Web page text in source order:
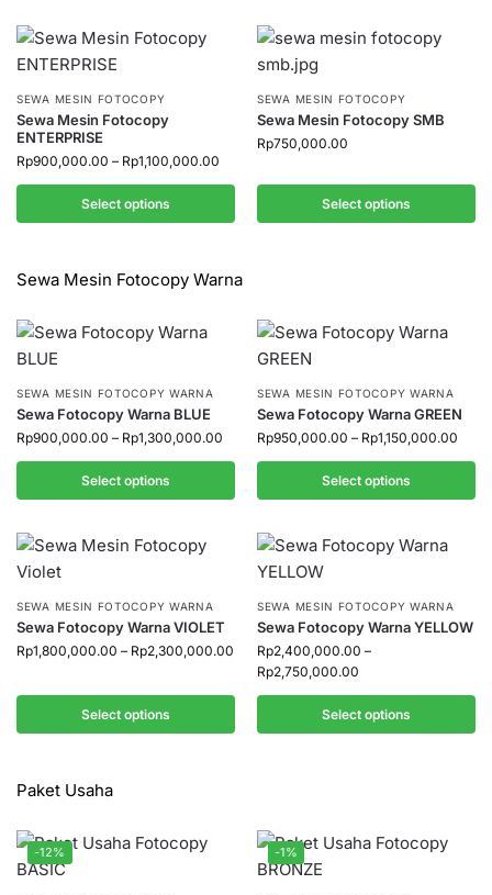
SEWA MESIN FOTOCOPY
Sewa Mesin Fotocopy
ENTERPRISE
Rp900,000.00 – Rp1,100,000.00
Select options
SEWA MESIN FOTOCOPY
Sewa Mesin Fotocopy SMB
Rp750,000.00
Select options
Sewa Mesin Fotocopy Warna
SEWA MESIN FOTOCOPY WARNA
Sewa Fotocopy Warna BLUE
Rp900,000.00 – Rp1,300,000.00
Select options
SEWA MESIN FOTOCOPY WARNA
Sewa Fotocopy Warna GREEN
Rp950,000.00 – Rp1,150,000.00
Select options
SEWA MESIN FOTOCOPY WARNA
Sewa Fotocopy Warna VIOLET
Rp1,800,000.00 – Rp2,300,000.00
Select options
SEWA MESIN FOTOCOPY WARNA
Sewa Fotocopy Warna YELLOW
Rp2,400,000.00 –
Rp2,750,000.00
Select options
Paket Usaha
-12% -1%